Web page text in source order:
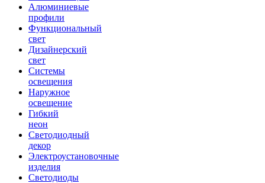
Алюминиевые
профили
Функциональный
свет
Дизайнерский
свет
Системы
освещения
Наружное
освещение
Гибкий
неон
Светодиодный
декор
Электроустановочные
изделия
Светодиоды